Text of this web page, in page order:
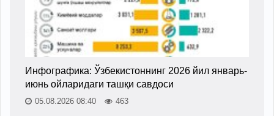
Инфографика: Ўзбекистоннинг 2026 йил январь-
июнь ойларидаги ташқи савдоси
05.08.2026 08:40 463